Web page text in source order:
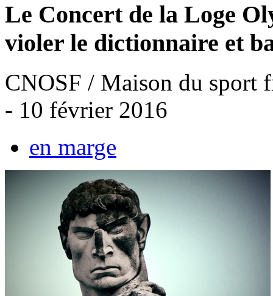
Le Concert de la Loge
violer le dictionnaire et
CNOSF / Maison du sport
- 10 février 2016
en marge